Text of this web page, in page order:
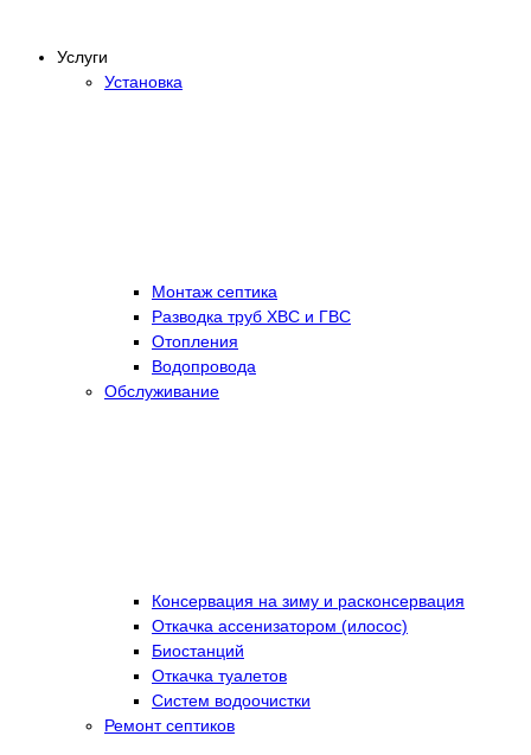
Услуги
Установка
Монтаж септика
Разводка труб ХВС и ГВС
Отопления
Водопровода
Обслуживание
Консервация на зиму и расконсервация
Откачка ассенизатором (илосос)
Биостанций
Откачка туалетов
Систем водоочистки
Ремонт септиков